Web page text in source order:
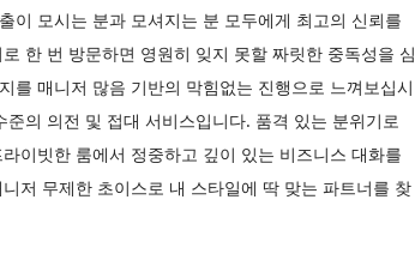
이 모시는 분과 모셔지는 분 모두에게 최고의 신뢰를
한 번 방문하면 영원히 잊지 못할 짜릿한 중독성을 심
를 매니저 많음 기반의 막힘없는 진행으로 느껴보십시
의 의전 및 접대 서비스입니다. 품격 있는 분위기로
이빗한 룸에서 정중하고 깊이 있는 비즈니스 대화를
저 무제한 초이스로 내 스타일에 딱 맞는 파트너를 찾